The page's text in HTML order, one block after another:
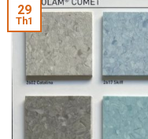
29
Th1